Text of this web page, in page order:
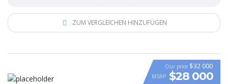
ZUM VERGLEICHEN HINZUFÜGEN
Our price $32 000
MSRP $28 000